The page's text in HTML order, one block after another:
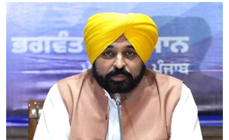
लाइफस्टाइल